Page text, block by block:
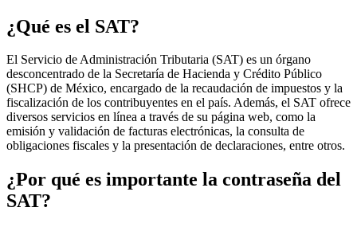
¿Qué es el SAT?
El Servicio de Administración Tributaria (SAT) es un órgano
desconcentrado de la Secretaría de Hacienda y Crédito Público
(SHCP) de México, encargado de la recaudación de impuestos y la
fiscalización de los contribuyentes en el país. Además, el SAT ofrece
diversos servicios en línea a través de su página web, como la
emisión y validación de facturas electrónicas, la consulta de
obligaciones fiscales y la presentación de declaraciones, entre otros.
¿Por qué es importante la contraseña del
SAT?